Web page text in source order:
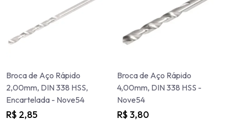
Broca de Aço Rápido
2,00mm, DIN 338 HSS,
Encartelada - Nove54
R$ 2,85
Broca de Aço Rápido
4,00mm, DIN 338 HSS -
Nove54
R$ 3,80